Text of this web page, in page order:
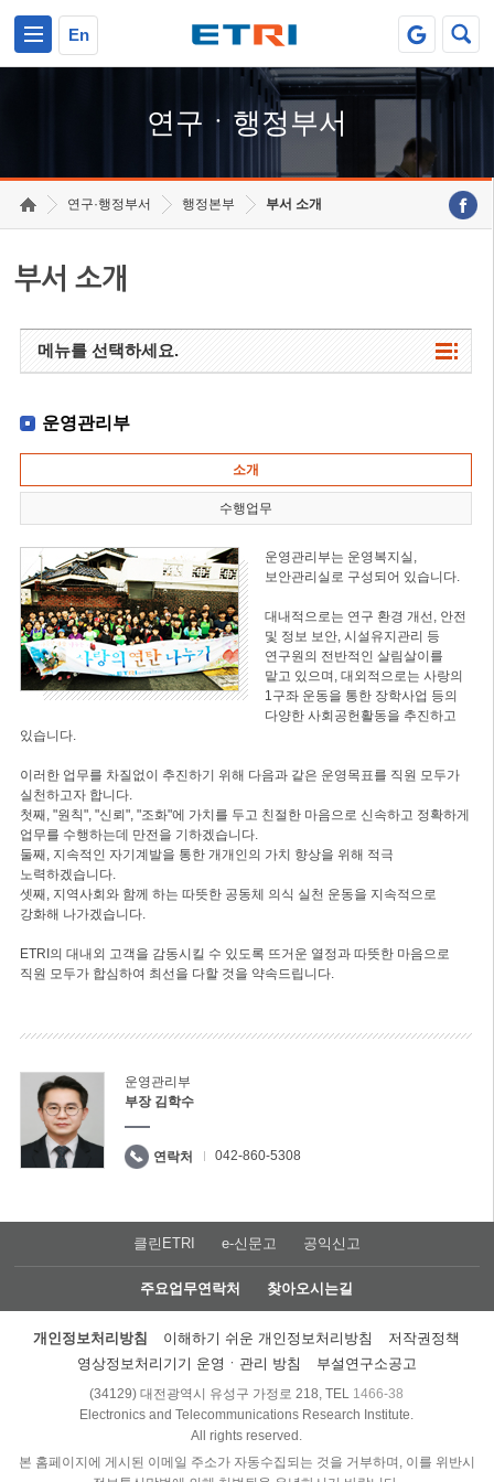
En
연구ㆍ행정부서
연구·행정부서 행정본부 부서 소개
부서 소개
메뉴를 선택하세요.
운영관리부
소개
수행업무
운영관리부는 운영복지실,
보안관리실로 구성되어 있습니다.
대내적으로는 연구 환경 개선, 안전
및 정보 보안, 시설유지관리 등
연구원의 전반적인 살림살이를
맡고 있으며, 대외적으로는 사랑의
1구좌 운동을 통한 장학사업 등의
다양한 사회공헌활동을 추진하고
있습니다.
이러한 업무를 차질없이 추진하기 위해 다음과 같은 운영목표를 직원 모두가
실천하고자 합니다.
첫째, "원칙", "신뢰", "조화"에 가치를 두고 친절한 마음으로 신속하고 정확하게
업무를 수행하는데 만전을 기하겠습니다.
둘째, 지속적인 자기계발을 통한 개개인의 가치 향상을 위해 적극
노력하겠습니다.
셋째, 지역사회와 함께 하는 따뜻한 공동체 의식 실천 운동을 지속적으로
강화해 나가겠습니다.
ETRI의 대내외 고객을 감동시킬 수 있도록 뜨거운 열정과 따뜻한 마음으로
직원 모두가 합심하여 최선을 다할 것을 약속드립니다.
운영관리부
부장 김학수
연락처 042-860-5308
클린ETRI e-신문고 공익신고
주요업무연락처 찾아오시는길
개인정보처리방침 이해하기 쉬운 개인정보처리방침
저작권정책
영상정보처리기기 운영ㆍ관리 방침
부설연구소공고
(34129) 대전광역시 유성구 가정로 218, TEL 1466-38
Electronics and Telecommunications Research Institute.
All rights reserved.
본 홈페이지에 게시된 이메일 주소가 자동수집되는 것을 거부하며, 이를 위반시